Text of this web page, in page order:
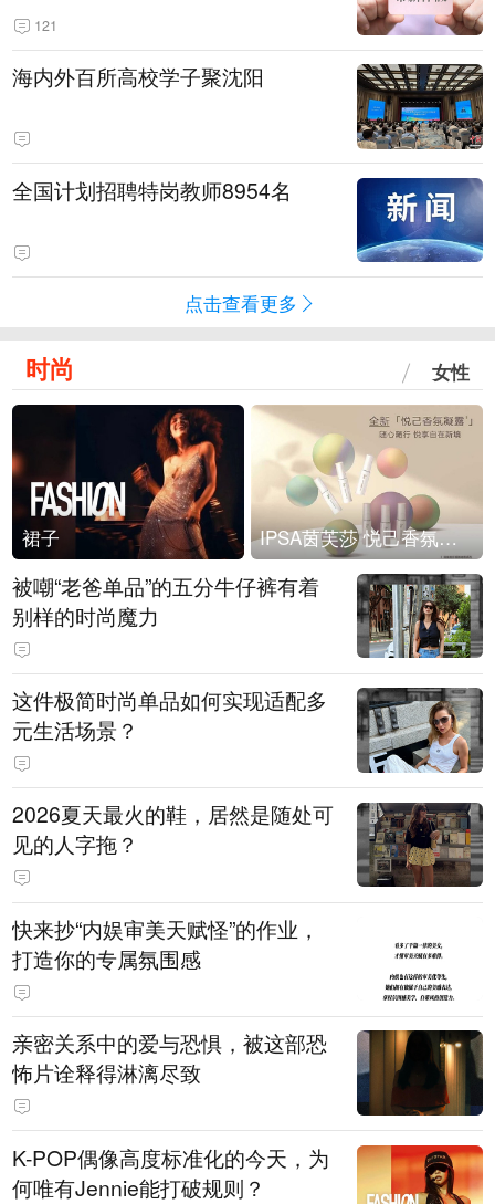
121
海内外百所高校学子聚沈阳
全国计划招聘特岗教师8954名
点击查看更多
时尚 女性
裙子 IPSA茵芙莎 悦己香氛凝露上市
被嘲“老爸单品”的五分牛仔裤有着
别样的时尚魔力
这件极简时尚单品如何实现适配多
元生活场景？
2026夏天最火的鞋，居然是随处可
见的人字拖？
快来抄“内娱审美天赋怪”的作业，
打造你的专属氛围感
亲密关系中的爱与恐惧，被这部恐
怖片诠释得淋漓尽致
K-POP偶像高度标准化的今天，为
何唯有Jennie能打破规则？